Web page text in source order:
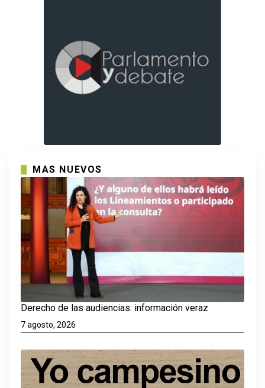
MAS NUEVOS
Derecho de las audiencias: información veraz
7 agosto, 2026